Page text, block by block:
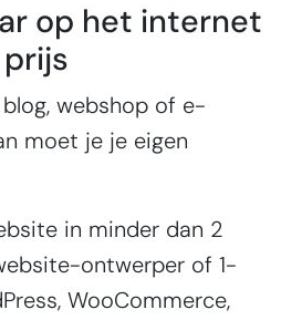
op het internet
webshop of e-
moet je je eigen
in minder dan 2
ontwerper of 1-
WooCommerce,